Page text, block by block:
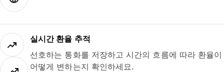
실시간 환율 추적
선호하는 통화를 저장하고 시간의 흐름에 따라 환율이
어떻게 변하는지 확인하세요.